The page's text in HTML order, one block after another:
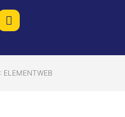
ELEMENTWEB